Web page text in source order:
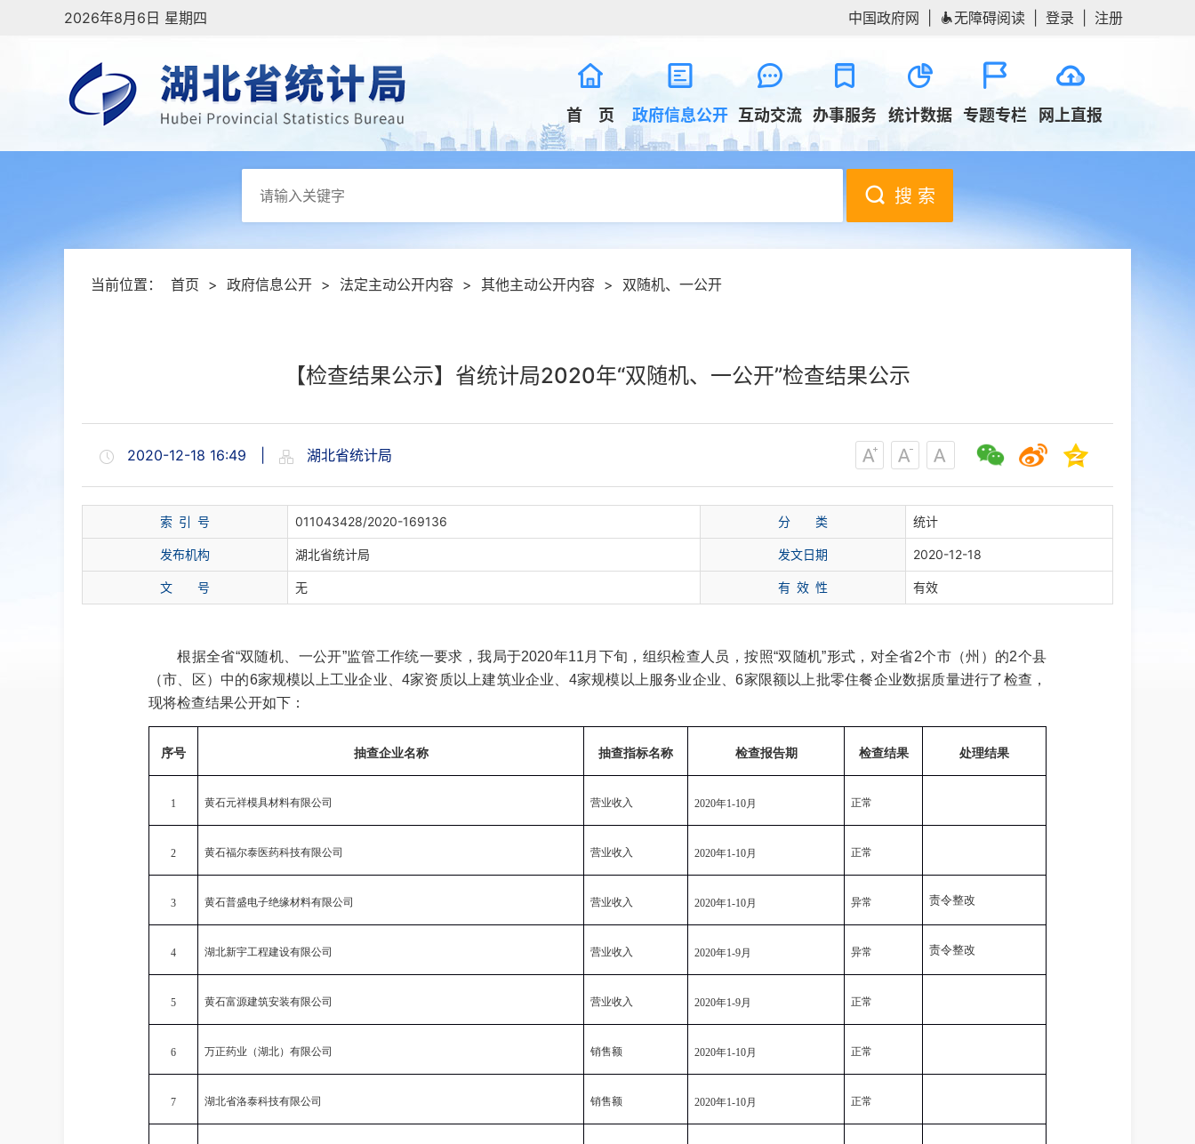
2026年8月6日 星期四 中国政府网 无障碍阅读 登录 注册
首 页 政府信息公开 互动交流 办事服务 统计数据 专题专栏 网上直报
搜 索
当前位置： 首页 > 政府信息公开 > 法定主动公开内容 > 其他主动公开内容 > 双随机、一公开
【检查结果公示】省统计局2020年“双随机、一公开”检查结果公示
2020-12-18 16:49 湖北省统计局
索 引 号 011043428/2020-169136 分 类 统计
发布机构 湖北省统计局 发文日期 2020-12-18
文 号 无 有 效 性 有效
根据全省“双随机、一公开”监管工作统一要求，我局于2020年11月下旬，组织检查人员，按照“双随机”形式，对全省2个市（州）的2个县
（市、区）中的6家规模以上工业企业、4家资质以上建筑业企业、4家规模以上服务业企业、6家限额以上批零住餐企业数据质量进行了检查，
现将检查结果公开如下：
序号 抽查企业名称 抽查指标名称 检查报告期 检查结果 处理结果
1 黄石元祥模具材料有限公司 营业收入 2020年1-10月 正常
2 黄石福尔泰医药科技有限公司 营业收入 2020年1-10月 正常
3 黄石普盛电子绝缘材料有限公司 营业收入 2020年1-10月 异常 责令整改
4 湖北新宇工程建设有限公司 营业收入 2020年1-9月 异常 责令整改
5 黄石富源建筑安装有限公司 营业收入 2020年1-9月 正常
6 万正药业（湖北）有限公司 销售额 2020年1-10月 正常
7 湖北省洛泰科技有限公司 销售额 2020年1-10月 正常